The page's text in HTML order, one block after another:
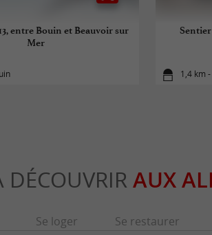
entre Bouin et Beauvoir sur
Mer
1,4 km
DÉCOUVRIR AUX
Se loger Se restaurer